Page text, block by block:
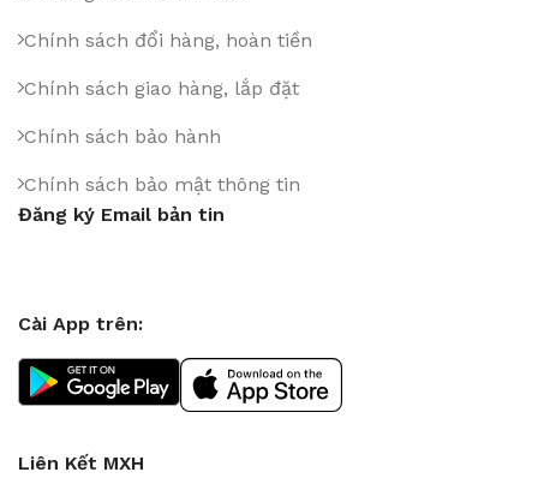
Chính sách đổi hàng, hoàn tiền
Chính sách giao hàng, lắp đặt
Chính sách bảo hành
Chính sách bảo mật thông tin
Đăng ký Email bản tin
Cài App trên:
Liên Kết MXH